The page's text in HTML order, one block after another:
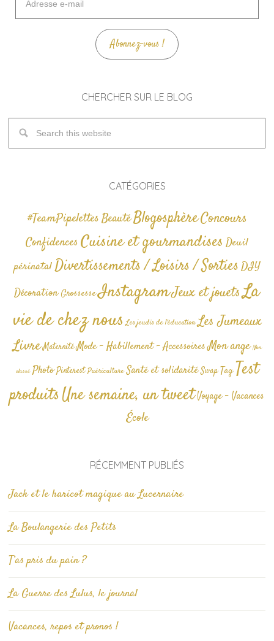
mail
Abonnez-vous !
CHERCHER SUR LE BLOG
CATÉGORIES
#TeamPipelettesBeautéBlogosphèreConcours
Confidences Cuisine et gourmandises Deuil
périnatalDivertissements / Loisirs / SortiesDIY
Décoration GrossesseInstagramJeux et jouetsLa
vie de chez nous Les jeudis de l'éducation Les Jumeaux
Livre Maternité Mode - Habillement - AccessoiresMon ange Non
classé Photo Pinterest Puériculture Santé et solidarité Swap TagTest
produitsUne semaine, un tweetVoyage - Vacances
École
RÉCEMMENT PUBLIÉS
Jack et le haricot magique au Lucernaire
La Boulangerie des Petits
T’as pris du pain ?
La Guerre des Lulus, le journal
Vacances, repos et pronos !